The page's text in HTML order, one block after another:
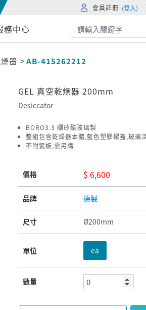
會員註冊 (登入)
務中心
器 AB-415262212
GEL 真空乾燥器 200mm
Desiccator
BORO3.3 硼矽酸玻璃製
整組包含乾燥器本體,藍色塑膠螺蓋,玻璃
不附瓷板,需另購
價格 $ 6,600
品牌 德製
尺寸 Ø200mm
單位 ea
數量